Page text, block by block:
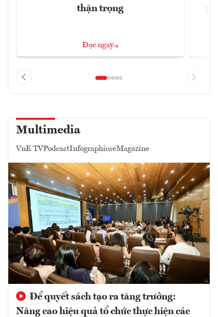
thận trọng
Đọc ngay
Multimedia
VnE TVPodcastInfographicseMagazine
Để quyết sách tạo ra tăng trưởng:
Nâng cao hiệu quả tổ chức thực hiện các